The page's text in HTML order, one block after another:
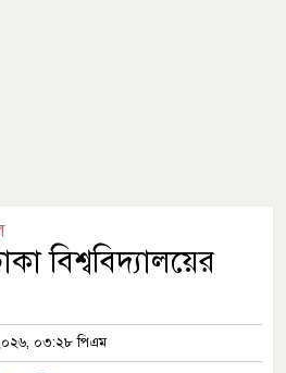
বিশ্ববিদ্যালয়ের
০৩:২৮ পিএম